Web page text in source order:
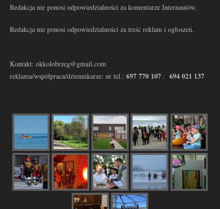
Redakcja nie ponosi odpowiedzialności za komentarze Internautów.
Redakcja nie ponosi odpowiedzialności za treść reklam i ogłoszeń.
Kontakt: okkolobrzeg@gmail.com
reklama/współpraca/dziennikarze: nr tel.: 697 770 107 : 694 021 137